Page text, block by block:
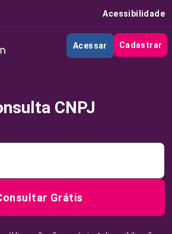
Acessibilidade
Acessar Cadastrar
CNPJ
Grátis